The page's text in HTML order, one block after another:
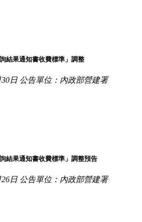
結果通知書收費標準」調整
日 公告單位：內政部營建署
結果通知書收費標準」調整預告
日 公告單位：內政部營建署